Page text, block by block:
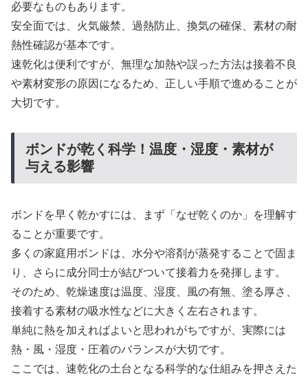
必要なものもあります。
安全面では、火気厳禁、過熱防止、換気の確保、素材の耐
熱性確認が基本です。
速乾化は便利ですが、無理な加熱や誤った方法は接着不良
や素材変形の原因になるため、正しい手順で進めることが
大切です。
ボンドが乾く科学！温度・湿度・素材が
与える影響
ボンドを早く乾かすには、まず「なぜ乾くのか」を理解す
ることが重要です。
多くの家庭用ボンドは、水分や溶剤が蒸発することで固ま
り、さらに成分同士が結びついて接着力を発揮します。
そのため、乾燥速度は温度、湿度、風の有無、塗る厚さ、
接着する素材の吸水性などに大きく左右されます。
単純に熱を加えればよいと思われがちですが、実際には
熱・風・湿度・圧着のバランスが大切です。
ここでは、速乾化の土台となる科学的な仕組みを押さえた